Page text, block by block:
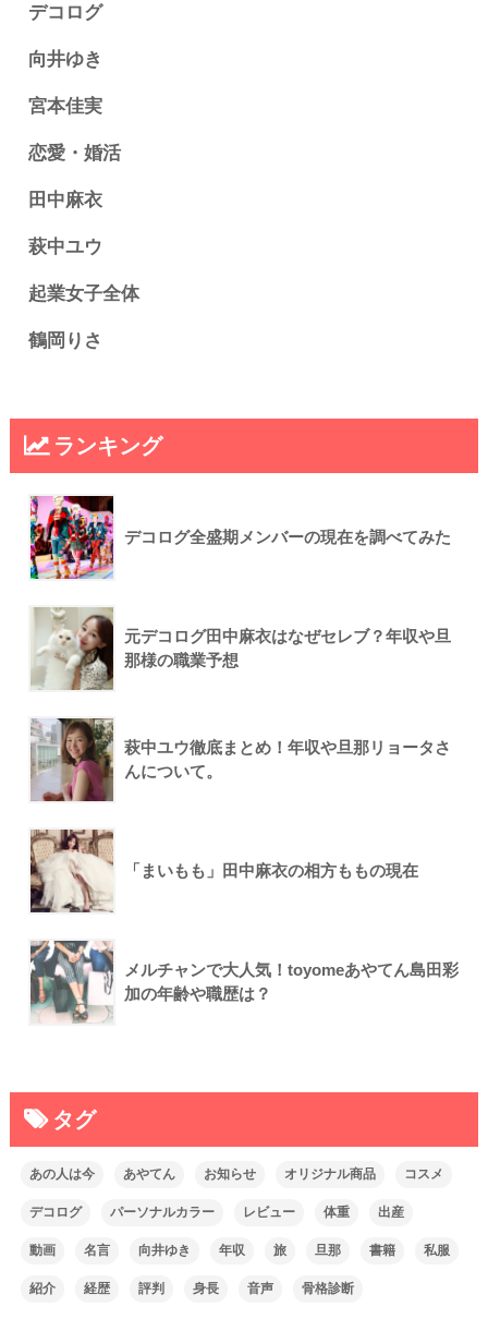
デコログ
向井ゆき
宮本佳実
恋愛・婚活
田中麻衣
萩中ユウ
起業女子全体
鶴岡りさ
ランキング
デコログ全盛期メンバーの現在を調べてみた
元デコログ田中麻衣はなぜセレブ？年収や旦
那様の職業予想
萩中ユウ徹底まとめ！年収や旦那リョータさ
んについて。
「まいもも」田中麻衣の相方ももの現在
メルチャンで大人気！toyomeあやてん島田彩
加の年齢や職歴は？
タグ
あの人は今 あやてん お知らせ オリジナル商品 コスメ
デコログ パーソナルカラー レビュー 体重 出産
動画 名言 向井ゆき 年収 旅 旦那 書籍 私服
紹介 経歴 評判 身長 音声 骨格診断